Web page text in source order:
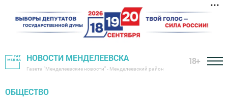
НОВОСТИ МЕНДЕЛЕЕВСКА
Газета "Менделеевские новости" - Менделеевский район
18+
ОБЩЕСТВО